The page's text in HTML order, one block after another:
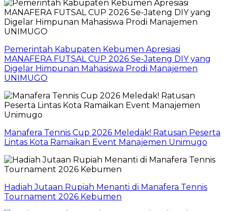
Pemerintah Kabupaten Kebumen Apresiasi
MANAFERA FUTSAL CUP 2026 Se-Jateng DIY yang
Digelar Himpunan Mahasiswa Prodi Manajemen
UNIMUGO
Manafera Tennis Cup 2026 Meledak! Ratusan Peserta
Lintas Kota Ramaikan Event Manajemen Unimugo
Hadiah Jutaan Rupiah Menanti di Manafera Tennis
Tournament 2026 Kebumen